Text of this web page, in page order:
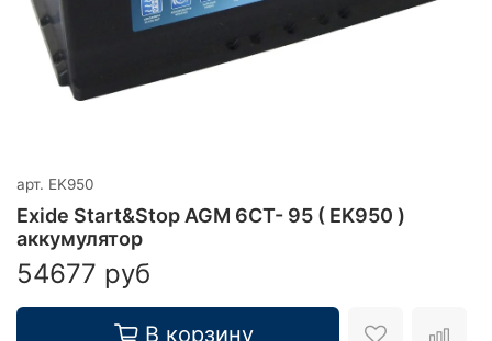
арт. EK950
Exide Start&Stop AGM 6СТ- 95 ( EK950 )
аккумулятор
54677 руб
В корзину